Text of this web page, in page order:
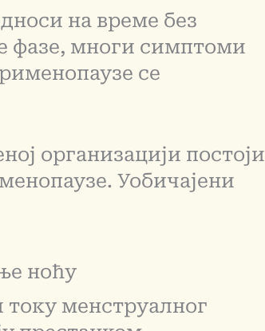
на време без
фазе, многи симптоми
се
организацији постоји
Уобичајени
ноћу
менструалног